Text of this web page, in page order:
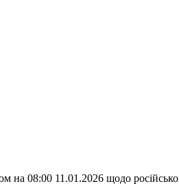
на 08:00 11.01.2026 щодо